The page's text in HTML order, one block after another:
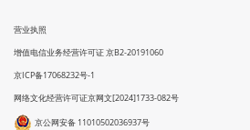
营业执照
增值电信业务经营许可证 京B2-20191060
京ICP备17068232号-1
网络文化经营许可证京网文[2024]1733-082号
京公网安备 11010502036937号